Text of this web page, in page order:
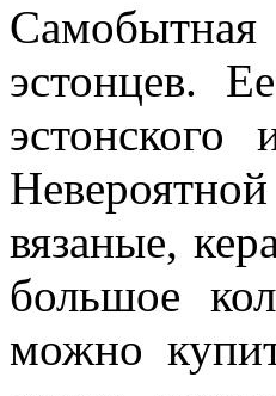
эстонцев.
вязаные,
большое
можно